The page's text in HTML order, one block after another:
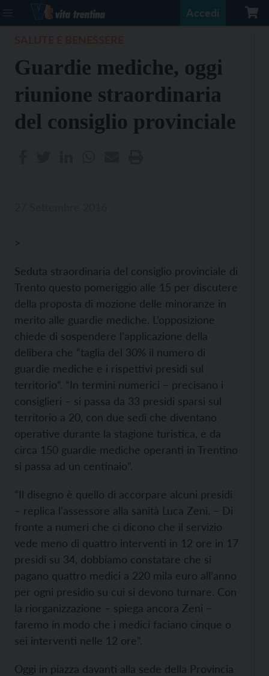
Accedi
Guardie mediche, oggi
riunione straordinaria
del consiglio provinciale
>
Seduta straordinaria del consiglio provinciale di
Trento questo pomeriggio alle 15 per discutere
della proposta di mozione delle minoranze in
merito alle guardie mediche. L’opposizione
chiede di sospendere l’applicazione della
delibera che “taglia del 30% il numero di
guardie mediche e i rispettivi presidi sul
territorio”. “In termini numerici – precisano i
consiglieri – si passa da 33 presidi sparsi sul
territorio a 20, con due sedi che diventano
operative durante la stagione turistica, e da
circa 150 guardie mediche operanti in Trentino
si passa ad un centinaio”.
“Il disegno è quello di accorpare alcuni presidi
– replica l’assessore alla sanità Luca Zeni. – Di
fronte a numeri che ci dicono che il servizio
vede meno di quattro interventi in 12 ore in 17
presidi su 34, dobbiamo constatare che si
pagano quattro medici a 220 mila euro all’anno
per ogni presidio su cui si devono turnare. Con
la riorganizzazione – spiega ancora Zeni –
faremo in modo che i medici faciano cinque o
sei interventi nelle 12 ore”.
Oggi in piazza davanti alla sede della Provincia